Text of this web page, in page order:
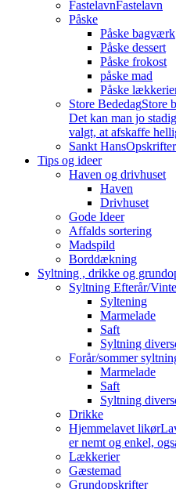
FastelavnFastelavn
Påske
Påske bagværk
Påske dessert
Påske frokost
påske mad
Påske
Store BededagStore
Det kan man jo
valgt, at afskaffe
Sankt Hans
Tips og ideer
Haven og drivhuset
Haven
Drivhuset
Gode Ideer
Affalds sortering
Madspild
Borddækning
Syltning , drikke og
Syltning Efterår/
Syltening
Marmelade
Saft
Syltning
Forår/sommer
Marmelade
Saft
Syltning
Drikke
Hjemmelavet likør
er nemt og enkel,
Lækkerier
Gæstemad
Grundopskrifter